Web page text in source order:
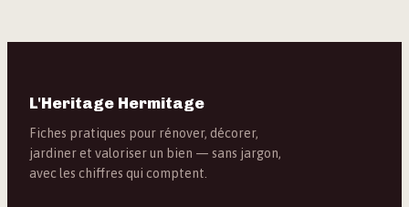
L'Heritage Hermitage
Fiches pratiques pour rénover, décorer,
jardiner et valoriser un bien — sans jargon,
avec les chiffres qui comptent.